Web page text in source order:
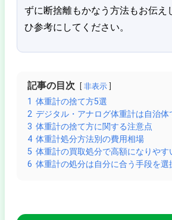
ずに断捨離もかなう方法もお伝え
ひ参考にしてください。
記事の目次 非表示
1 体重計の捨て方5選
2 デジタル・アナログ体重計は自治体
3 体重計の捨て方に関する注意点
4 体重計処分方法別の費用相場
5 体重計の買取処分で高額になりやす
6 体重計の処分は自分に合う手段を選